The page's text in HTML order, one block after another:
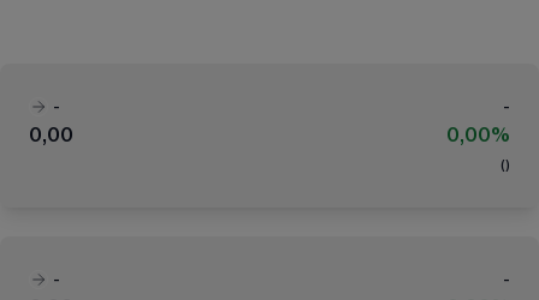
-
-
0,00
0,00%
( )
-
-